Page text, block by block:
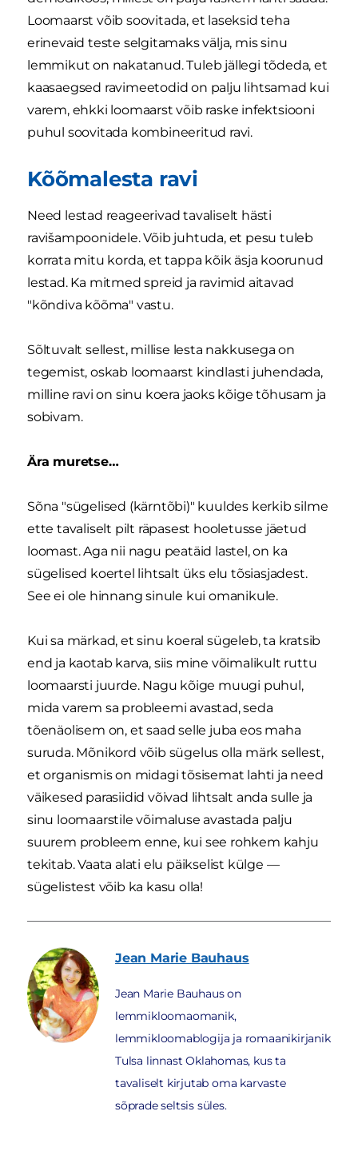
Loomaarst võib soovitada, et laseksid teha
erinevaid teste selgitamaks välja, mis sinu
lemmikut on nakatanud. Tuleb jällegi tõdeda, et
kaasaegsed ravimeetodid on palju lihtsamad kui
varem, ehkki loomaarst võib raske infektsiooni
puhul soovitada kombineeritud ravi.
Kõõmalesta ravi
Need lestad reageerivad tavaliselt hästi
ravišampoonidele. Võib juhtuda, et pesu tuleb
korrata mitu korda, et tappa kõik äsja koorunud
lestad. Ka mitmed spreid ja ravimid aitavad
"kõndiva kõõma" vastu.
Sõltuvalt sellest, millise lesta nakkusega on
tegemist, oskab loomaarst kindlasti juhendada,
milline ravi on sinu koera jaoks kõige tõhusam ja
sobivam.
Ära muretse…
Sõna "sügelised (kärntõbi)" kuuldes kerkib silme
ette tavaliselt pilt räpasest hooletusse jäetud
loomast. Aga nii nagu peatäid lastel, on ka
sügelised koertel lihtsalt üks elu tõsiasjadest.
See ei ole hinnang sinule kui omanikule.
Kui sa märkad, et sinu koeral sügeleb, ta kratsib
end ja kaotab karva, siis mine võimalikult ruttu
loomaarsti juurde. Nagu kõige muugi puhul,
mida varem sa probleemi avastad, seda
tõenäolisem on, et saad selle juba eos maha
suruda. Mõnikord võib sügelus olla märk sellest,
et organismis on midagi tõsisemat lahti ja need
väikesed parasiidid võivad lihtsalt anda sulle ja
sinu loomaarstile võimaluse avastada palju
suurem probleem enne, kui see rohkem kahju
tekitab. Vaata alati elu päikselist külge —
sügelistest võib ka kasu olla!
Jean Marie Bauhaus
Jean Marie Bauhaus on
lemmikloomaomanik,
lemmikloomablogija ja romaanikirjanik
Tulsa linnast Oklahomas, kus ta
tavaliselt kirjutab oma karvaste
sõprade seltsis süles.